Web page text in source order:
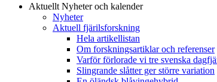
Aktuellt Nyheter och kalender
Nyheter
Aktuell fjärilsforskning
Hela artikellistan
Om forskningsartiklar och referenser
Varför förlorade vi tre svenska
Slingrande slåtter ger större variation